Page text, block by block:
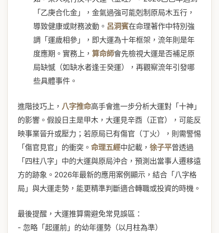
「乙庚合化金」，金氣過強可能剋制原局木五行，
導致健康或財務波動。 呂洞賓在命理著作中特別強
調「運歲相參」，即大運為十年框架，流年則是年
度應期。實務上， 算命師會先檢視大運是否補足原
局缺憾（如缺水者逢壬癸運），再觀察流年引發哪
些具體事件。
進階技巧上， 八字推命高手會進一步分析大運對「十神」
的影響。假設日主是甲木，大運見辛酉（正官），可能反
映事業晉升或壓力；若原局已有傷官（丁火），則需警惕
「傷官見官」的衝突。 命理五經中記載， 徐子平曾透過
「四柱八字」中的大運與原局沖合，預測出當事人遷移遠
方的跡象。2026年最新的應用案例顯示，結合「八字格
局」與大運走勢，能更精準判斷適合轉職或投資的時機。
最後提醒，大運推算需避免常見誤區：
- 忽略「起運前」的幼年運勢（以月柱為準）